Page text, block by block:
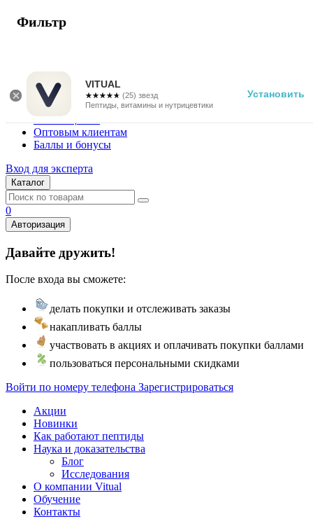
VITUAL
☆☆☆☆☆
★★★★★ (25) звезд
Пептиды, витамины и нутрицевтики
Установить
г. Москва
Vitual Peptide
+7 (800) 101-13-25
Специалистам
Поставщикам
Оптовым клиентам
Баллы и бонусы
Вход для эксперта
Каталог
0
Авторизация
Давайте дружить!
После входа вы сможете:
делать покупки и отслеживать заказы
накапливать баллы
участвовать в акциях и оплачивать покупки баллами
пользоваться персональными скидками
Войти по номеру телефона Зарегистрироваться
Акции
Новинки
Как работают пептиды
Наука и доказательства
Блог
Исследования
О компании Vitual
Обучение
Контакты
Фильтр